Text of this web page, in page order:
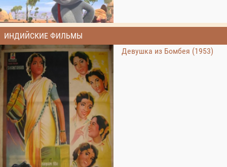
ИНДИЙСКИЕ ФИЛЬМЫ
Девушка из Бомбея (1953)